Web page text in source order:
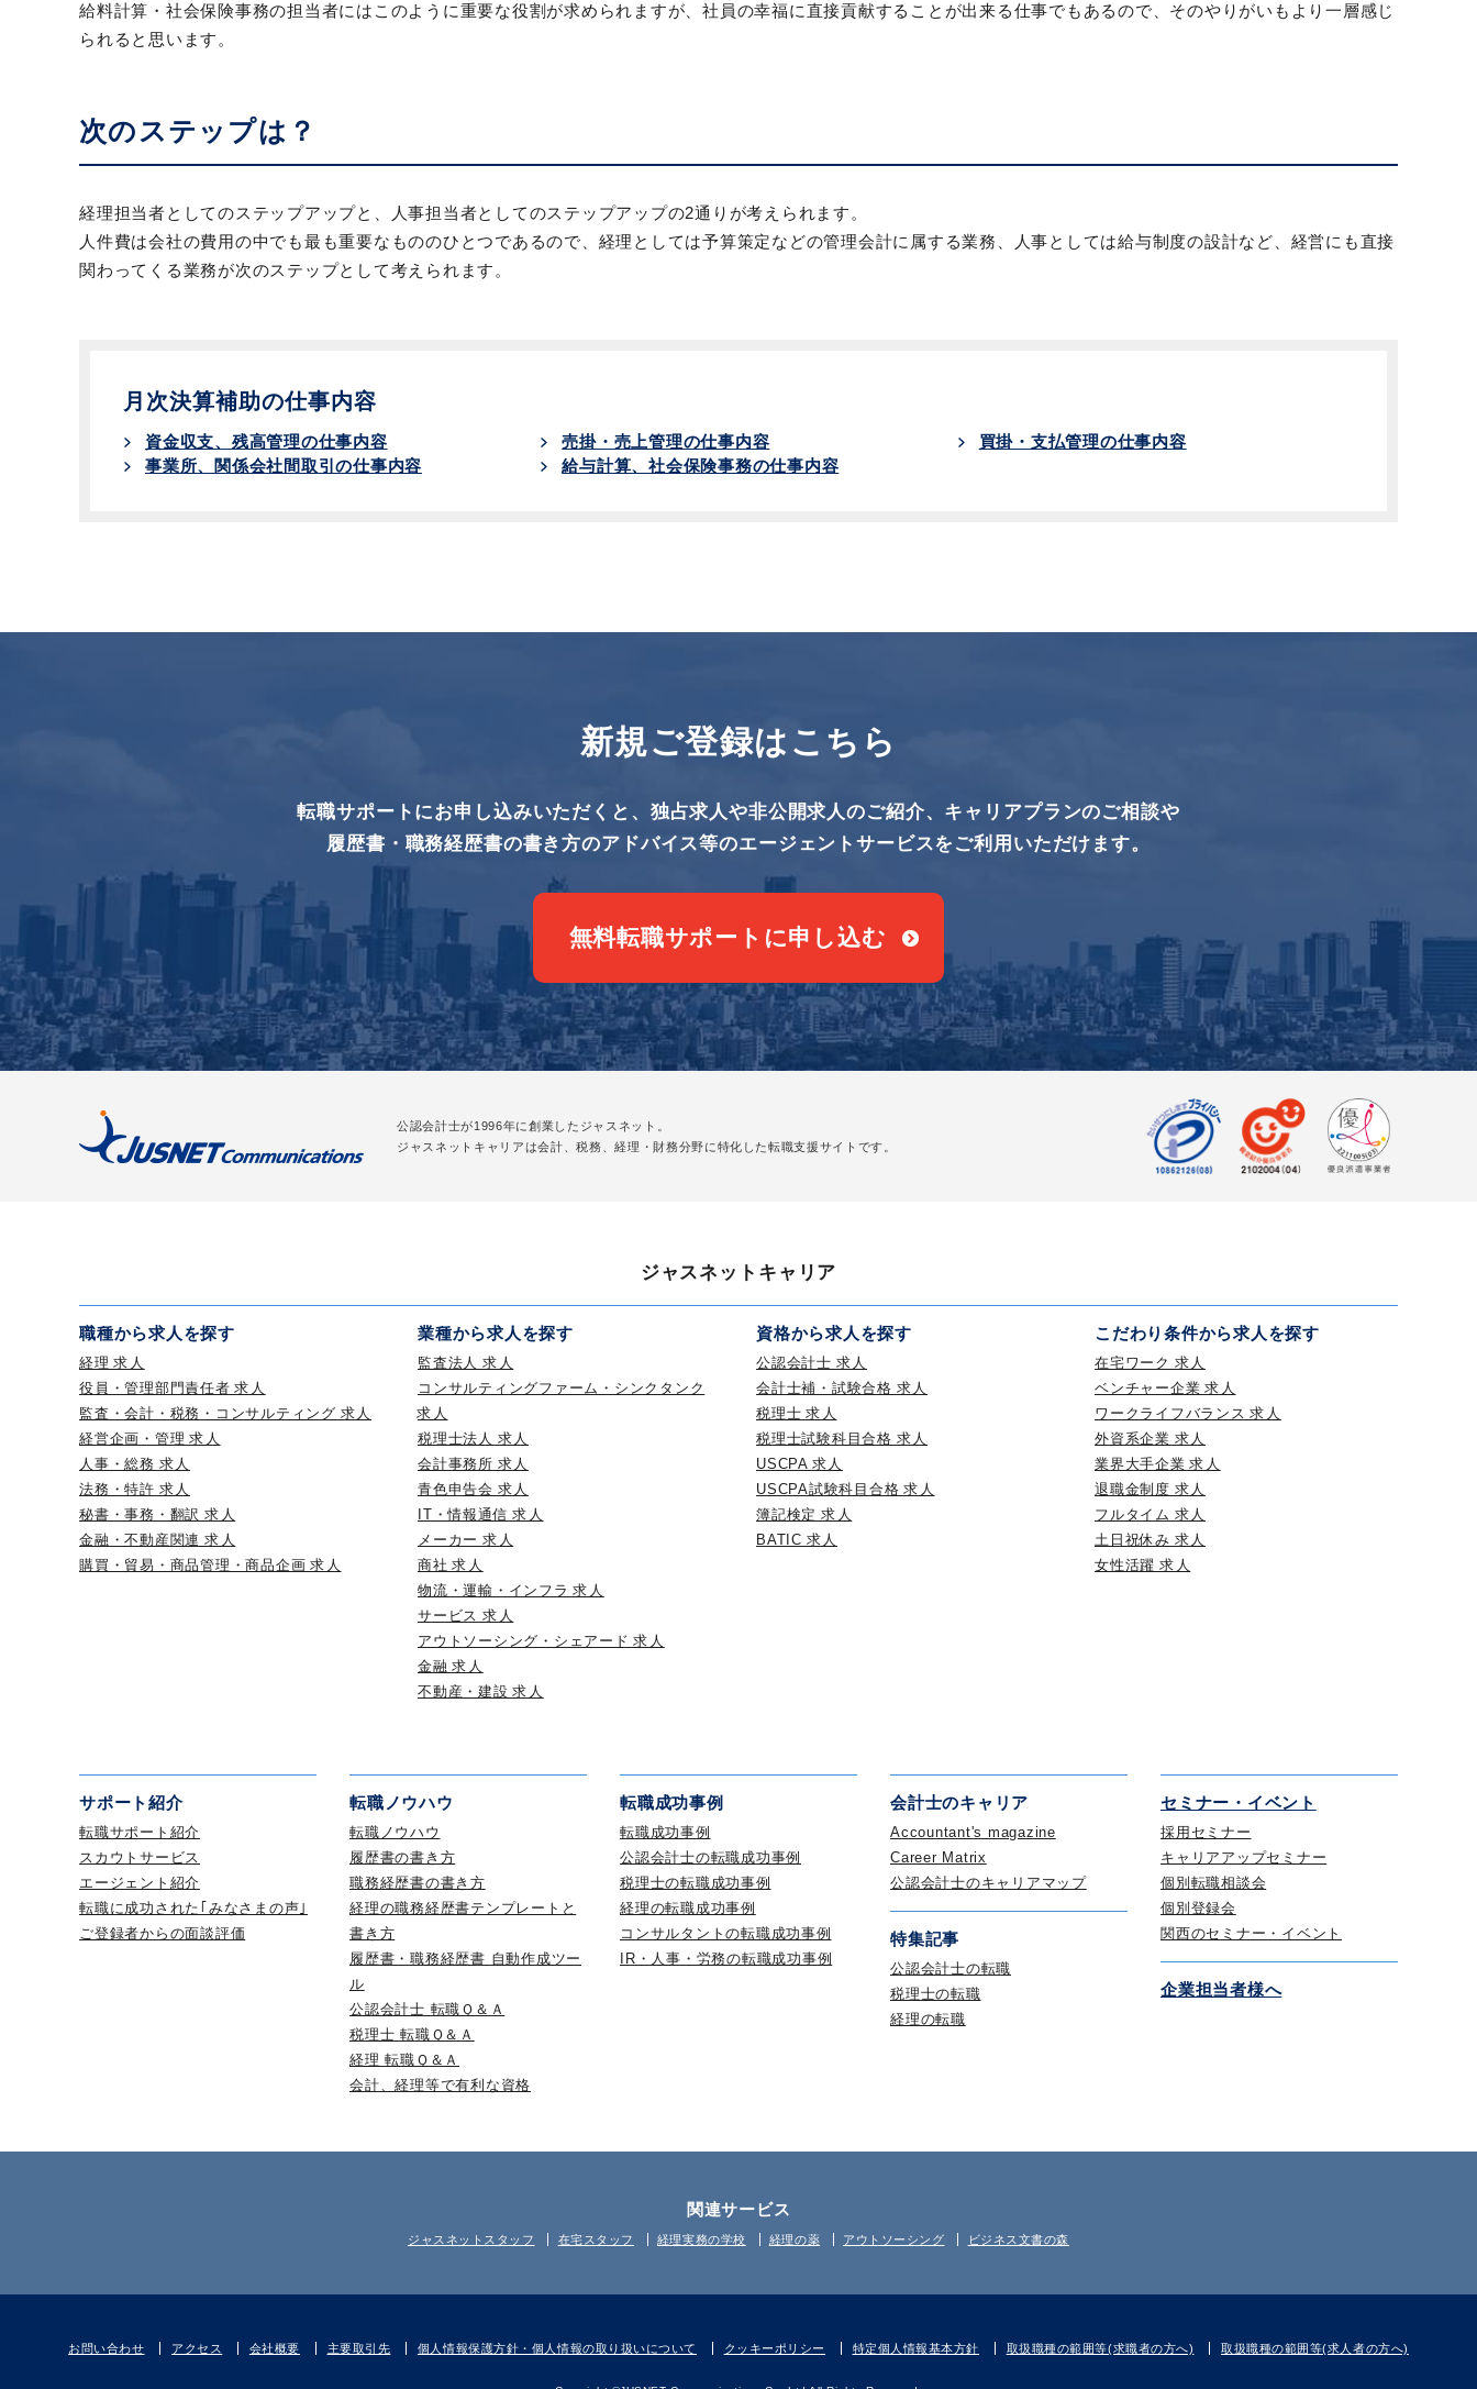
給料計算・社会保険事務の担当者にはこのように重要な役割が求められますが、社員の幸福に直接貢献することが出来る仕事でもあるので、そのやりがいもより一層感じ
られると思います。
次のステップは？
経理担当者としてのステップアップと、人事担当者としてのステップアップの2通りが考えられます。
人件費は会社の費用の中でも最も重要なもののひとつであるので、経理としては予算策定などの管理会計に属する業務、人事としては給与制度の設計など、経営にも直接
関わってくる業務が次のステップとして考えられます。
月次決算補助の仕事内容
資金収支、残高管理の仕事内容 売掛・売上管理の仕事内容
買掛・支払管理の仕事内容
事業所、関係会社間取引の仕事内容
給与計算、社会保険事務の仕事内容
新規ご登録はこちら
転職サポートにお申し込みいただくと、独占求人や非公開求人のご紹介、キャリアプランのご相談や
履歴書・職務経歴書の書き方のアドバイス等のエージェントサービスをご利用いただけます。
無料転職サポートに申し込む
公認会計士が1996年に創業したジャスネット。
ジャスネットキャリアは会計、税務、経理・財務分野に特化した転職支援サイトです。
ジャスネットキャリア
職種から求人を探す
経理 求人
役員・管理部門責任者 求人
監査・会計・税務・コンサルティング 求人
経営企画・管理 求人
人事・総務 求人
法務・特許 求人
秘書・事務・翻訳 求人
金融・不動産関連 求人
購買・貿易・商品管理・商品企画 求人
業種から求人を探す
監査法人 求人
コンサルティングファーム・シンクタンク
求人
税理士法人 求人
会計事務所 求人
青色申告会 求人
IT・情報通信 求人
メーカー 求人
商社 求人
物流・運輸・インフラ 求人
サービス 求人
アウトソーシング・シェアード 求人
金融 求人
不動産・建設 求人
資格から求人を探す
公認会計士 求人
会計士補・試験合格 求人
税理士 求人
税理士試験科目合格 求人
USCPA 求人
USCPA試験科目合格 求人
簿記検定 求人
BATIC 求人
こだわり条件から求人を探す
在宅ワーク 求人
ベンチャー企業 求人
ワークライフバランス 求人
外資系企業 求人
業界大手企業 求人
退職金制度 求人
フルタイム 求人
土日祝休み 求人
女性活躍 求人
サポート紹介
転職サポート紹介
スカウトサービス
エージェント紹介
転職に成功された｢みなさまの声｣
ご登録者からの面談評価
転職ノウハウ
転職ノウハウ
履歴書の書き方
職務経歴書の書き方
経理の職務経歴書テンプレートと
書き方
履歴書・職務経歴書 自動作成ツー
ル
公認会計士 転職Ｑ＆Ａ
税理士 転職Ｑ＆Ａ
経理 転職Ｑ＆Ａ
会計、経理等で有利な資格
転職成功事例
転職成功事例
公認会計士の転職成功事例
税理士の転職成功事例
経理の転職成功事例
コンサルタントの転職成功事例
IR・人事・労務の転職成功事例
会計士のキャリア
Accountant's magazine
Career Matrix
公認会計士のキャリアマップ
特集記事
公認会計士の転職
税理士の転職
経理の転職
セミナー・イベント
採用セミナー
キャリアアップセミナー
個別転職相談会
個別登録会
関西のセミナー・イベント
企業担当者様へ
関連サービス
ジャスネットスタッフ 在宅スタッフ 経理実務の学校 経理の薬 アウトソーシング ビジネス文書の森
お問い合わせ アクセス 会社概要 主要取引先 個人情報保護方針・個人情報の取り扱いについて クッキーポリシー 特定個人情報基本方針 取扱職種の範囲等(求職者の方へ) 取扱職種の範囲等(求人者の方へ)